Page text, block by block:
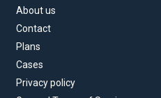
About us
Contact
Plans
Cases
Privacy policy